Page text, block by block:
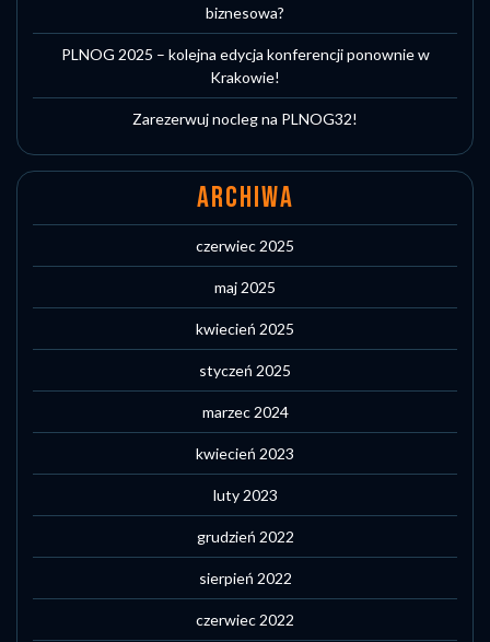
biznesowa?
PLNOG 2025 – kolejna edycja konferencji ponownie w
Krakowie!
Zarezerwuj nocleg na PLNOG32!
ARCHIWA
czerwiec 2025
maj 2025
kwiecień 2025
styczeń 2025
marzec 2024
kwiecień 2023
luty 2023
grudzień 2022
sierpień 2022
czerwiec 2022